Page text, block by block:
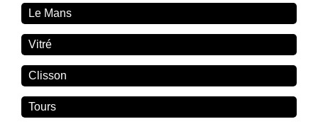
Le Mans
Vitré
Clisson
Tours